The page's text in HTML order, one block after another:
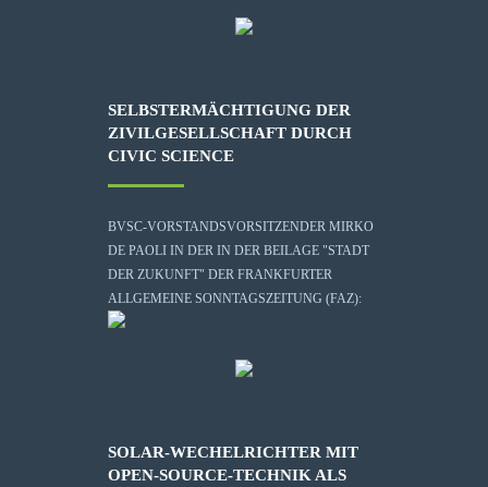
SELBSTERMÄCHTIGUNG DER
ZIVILGESELLSCHAFT DURCH
CIVIC SCIENCE
BVSC-VORSTANDSVORSITZENDER MIRKO
DE PAOLI IN DER IN DER BEILAGE "STADT
DER ZUKUNFT" DER FRANKFURTER
ALLGEMEINE SONNTAGSZEITUNG (FAZ):
SOLAR-WECHELRICHTER MIT
OPEN-SOURCE-TECHNIK ALS